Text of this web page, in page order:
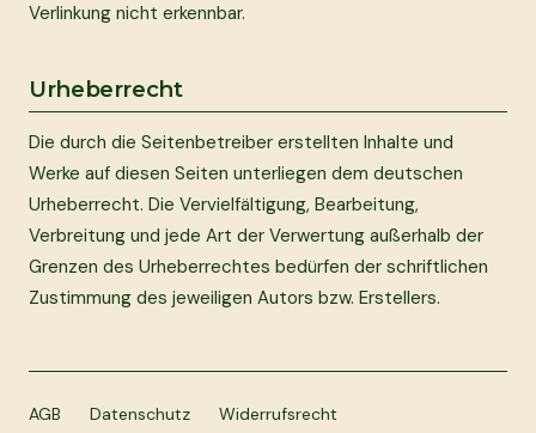
Verlinkung nicht erkennbar.
Urheberrecht
Die durch die Seitenbetreiber erstellten Inhalte und
Werke auf diesen Seiten unterliegen dem deutschen
Urheberrecht. Die Vervielfältigung, Bearbeitung,
Verbreitung und jede Art der Verwertung außerhalb der
Grenzen des Urheberrechtes bedürfen der schriftlichen
Zustimmung des jeweiligen Autors bzw. Erstellers.
AGB Datenschutz Widerrufsrecht